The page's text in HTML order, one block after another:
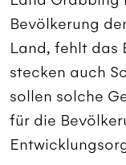
Bevölkerung
Land, fehlt das
stecken auch
sollen solche
für die